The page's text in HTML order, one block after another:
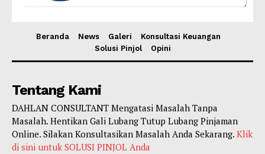
Beranda News Galeri
Konsultasi Keuangan
Solusi Pinjol
Opini
Tentang Kami
DAHLAN CONSULTANT Mengatasi Masalah Tanpa
Masalah. Hentikan Gali Lubang Tutup Lubang Pinjaman
Online. Silakan Konsultasikan Masalah Anda Sekarang. Klik
di sini untuk SOLUSI PINJOL Anda